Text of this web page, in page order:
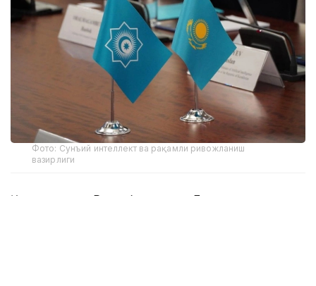
Фото: Сунъий интеллект ва рақамли ривожланиш
вазирлиги
Қозоғистон Республикаси Бош вазирининг